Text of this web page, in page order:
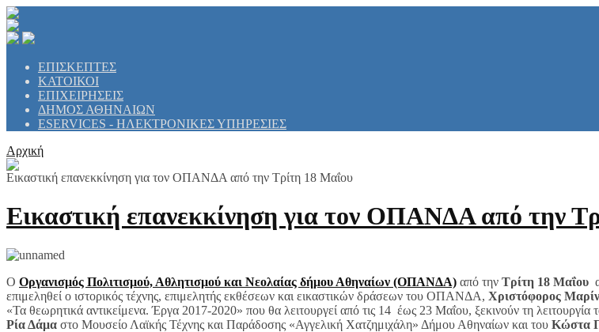
ΕΠΙΣΚΕΠΤΕΣ
ΚΑΤΟΙΚΟΙ
ΕΠΙΧΕΙΡΗΣΕΙΣ
ΔΗΜΟΣ ΑΘΗΝΑΙΩΝ
ESERVICES - ΗΛΕΚΤΡΟΝΙΚΕΣ ΥΠΗΡΕΣΙΕΣ
Αρχική
Εικαστική επανεκκίνηση για τον ΟΠΑΝΔΑ από την Τρίτη 18 Μαΐου
Εικαστική επανεκκίνηση για τον ΟΠΑΝΔΑ από την
Ο Οργανισμός Πολιτισμού, Αθλητισμού και Νεολαίας δήμου Αθηναίων (ΟΠΑΝΔΑ) από την Τρίτη 18 Μαΐου
επιμεληθεί ο ιστορικός τέχνης, επιμελητής εκθέσεων και εικαστικών δράσεων του ΟΠΑΝΔΑ, Χριστόφορος
«Τα θεωρητικά αντικείμενα. Έργα 2017-2020» που θα λειτουργεί από τις 14 έως 23 Μαΐου, ξεκινούν τη λειτουργία
Ρία Δάμα στο Μουσείο Λαϊκής Τέχνης και Παράδοσης «Αγγελική Χατζημιχάλη» Δήμου Αθηναίων και του Κώστα